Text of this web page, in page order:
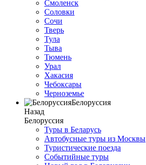
Смоленск
Соловки
Сочи
Тверь
Тула
Тыва
Тюмень
Урал
Хакасия
Чебоксары
Черноземье
Белоруссия
Назад
Белоруссия
Туры в Беларусь
Автобусные туры из Москвы
Туристические поезда
Событийные туры